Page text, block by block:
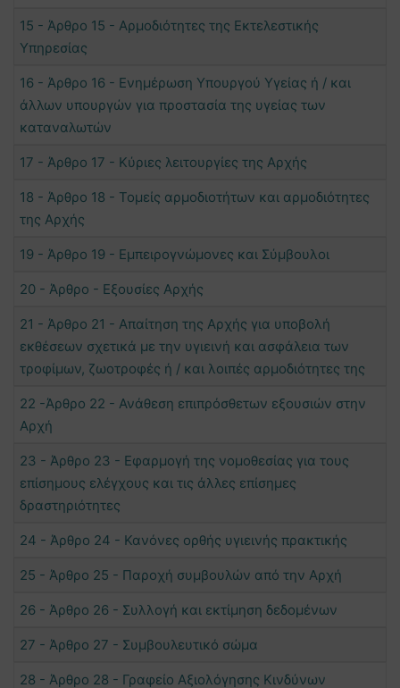
15 - Άρθρο 15 - Αρμοδιότητες της Εκτελεστικής
Υπηρεσίας
16 - Άρθρο 16 - Ενημέρωση Υπουργού Υγείας ή / και
άλλων υπουργών για προστασία της υγείας των
καταναλωτών
17 - Άρθρο 17 - Κύριες λειτουργίες της Αρχής
18 - Άρθρο 18 - Τομείς αρμοδιοτήτων και αρμοδιότητες
της Αρχής
19 - Άρθρο 19 - Εμπειρογνώμονες και Σύμβουλοι
20 - Άρθρο - Εξουσίες Αρχής
21 - Άρθρο 21 - Απαίτηση της Αρχής για υποβολή
εκθέσεων σχετικά με την υγιεινή και ασφάλεια των
τροφίμων, ζωοτροφές ή / και λοιπές αρμοδιότητες της
22 -Άρθρο 22 - Ανάθεση επιπρόσθετων εξουσιών στην
Αρχή
23 - Άρθρο 23 - Εφαρμογή της νομοθεσίας για τους
επίσημους ελέγχους και τις άλλες επίσημες
δραστηριότητες
24 - Άρθρο 24 - Κανόνες ορθής υγιεινής πρακτικής
25 - Άρθρο 25 - Παροχή συμβουλών από την Αρχή
26 - Άρθρο 26 - Συλλογή και εκτίμηση δεδομένων
27 - Άρθρο 27 - Συμβουλευτικό σώμα
28 - Άρθρο 28 - Γραφείο Αξιολόγησης Κινδύνων